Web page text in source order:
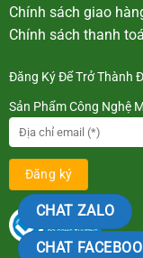
Chính sách giao
Chính sách thanh
Đăng Ký Để Trở Thành
Sản Phẩm Công Nghệ
CHAT ZALO
CHAT